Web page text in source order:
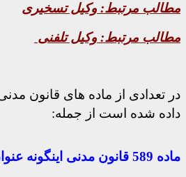
مطالب مرتبط: وکیل تسخیری
مطالب مرتبط: وکیل تلفنی
در تعدادی از ماده های قانون
داده شده است از جمله:
ماده 589 قانون مدنی اینگونه عنوان دارد: